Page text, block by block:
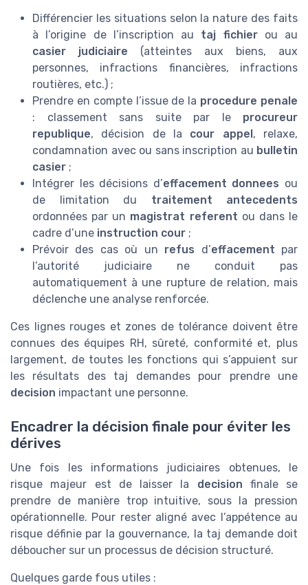
Différencier les situations selon la nature des faits
à l’origine de l’inscription au taj fichierou au
casier judiciaire (atteintes aux biens, aux
personnes, infractions financières, infractions
routières, etc.) ;
Prendre en compte l’issue de la procedure penale
: classement sans suite par le procureur
republique, décision de la cour appel , relaxe,
condamnation avec ou sans inscription au bulletin
casier ;
Intégrer les décisions d’effacement donnees ou
de limitation du traitement antecedents
ordonnées par un magistrat referent ou dans le
cadre d’une instruction cour ;
Prévoir des cas où un refus d’effacement par
l’autorité judiciaire ne conduit pas
automatiquement à une rupture de relation, mais
déclenche une analyse renforcée.
Ces lignes rouges et zones de tolérance doivent être
connues des équipes RH, sûreté, conformité et, plus
largement, de toutes les fonctions qui s’appuient sur
les résultats des taj demandes pour prendre une
decision impactant une personne.
Encadrer la décision finale pour éviter les
dérives
Une fois les informations judiciaires obtenues, le
risque majeur est de laisser la decision finale se
prendre de manière trop intuitive, sous la pression
opérationnelle. Pour rester aligné avec l’appétence au
risque définie par la gouvernance, la taj demande doit
déboucher sur un processus de décision structuré.
Quelques garde fous utiles :